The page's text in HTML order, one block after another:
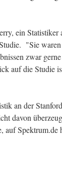
ein
"Sie waren
zwar
auf die Studie
an der
davon
Spektrum.de